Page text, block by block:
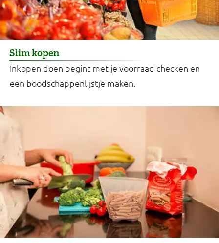
Slim kopen
Inkopen doen begint met je voorraad checken en
een boodschappenlijstje maken.